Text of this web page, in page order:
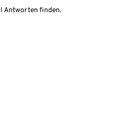
Antworten finden.